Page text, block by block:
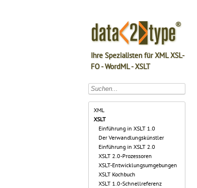
Ihre Spezialisten für XML XSL-
FO - WordML - XSLT
XML
XSLT
Einführung in XSLT 1.0
Der Verwandlungskünstler
Einführung in XSLT 2.0
XSLT 2.0-Prozessoren
XSLT-Entwicklungsumgebungen
XSLT Kochbuch
XSLT 1.0-Schnellreferenz